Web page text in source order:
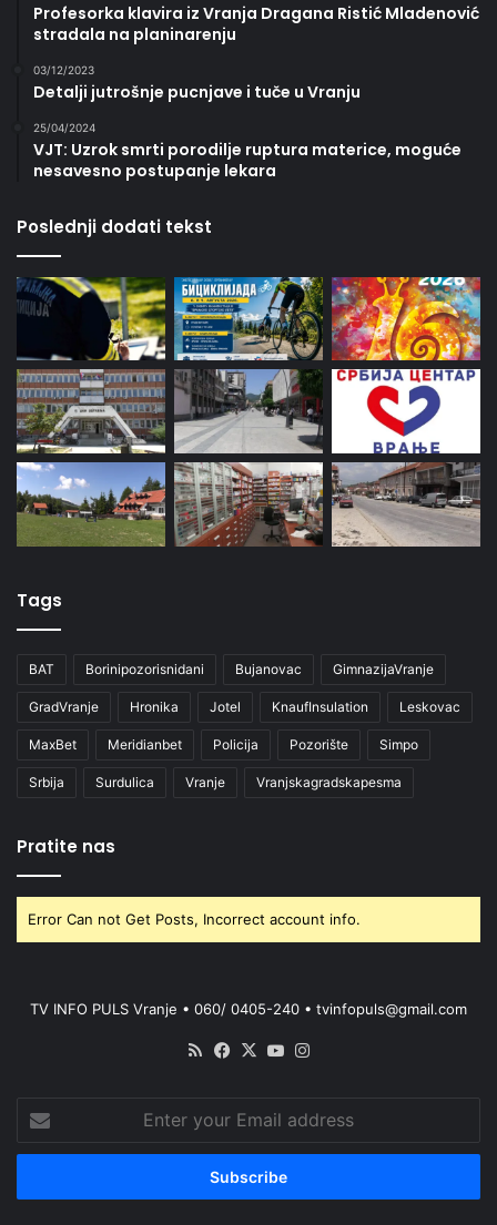
Profesorka klavira iz Vranja Dragana Ristić Mladenović
stradala na planinarenju
03/12/2023
Detalji jutrošnje pucnjave i tuče u Vranju
25/04/2024
VJT: Uzrok smrti porodilje ruptura materice, moguće
nesavesno postupanje lekara
Poslednji dodati tekst
Tags
BAT Borinipozorisnidani Bujanovac GimnazijaVranje
GradVranje Hronika Jotel KnaufInsulation Leskovac
MaxBet Meridianbet Policija Pozorište Simpo
Srbija Surdulica Vranje Vranjskagradskapesma
Pratite nas
Error Can not Get Posts, Incorrect account info.
TV INFO PULS Vranje • 060/ 0405-240 • tvinfopuls@gmail.com
RSS Facebook
X YouTube
your
Email